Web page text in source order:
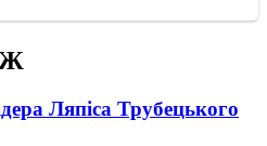
Ляпіса Трубецького